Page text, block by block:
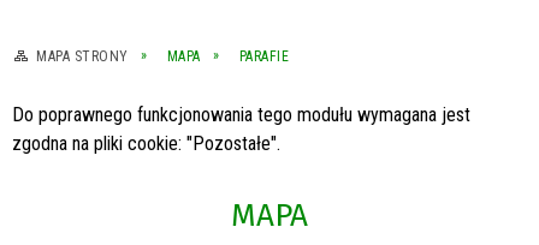
MAPA STRONY MAPA PARAFIE
Do poprawnego funkcjonowania tego modułu wymagana jest
zgodna na pliki cookie: "Pozostałe".
MAPA